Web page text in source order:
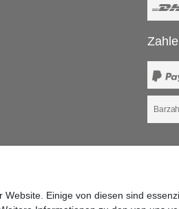
Website. Einige von diesen sind